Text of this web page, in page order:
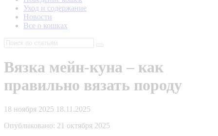
Уход и содержание
Новости
Все о кошках
Вязка мейн-куна – как
правильно вязать породу
18 ноября 2025 18.11.2025
Опубликовано: 21 октября 2025